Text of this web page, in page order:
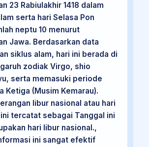
23 Rabiulakhir 1418 dalam
serta hari Selasa Pon
neptu 10 menurut
Jawa. Berdasarkan data
siklus alam, hari ini berada di
zodiak Virgo, shio
serta memasuki periode
Ketiga (Musim Kemarau).
libur nasional atau hari
tercatat sebagai Tanggal ini
hari libur nasional.,
ini sangat efektif